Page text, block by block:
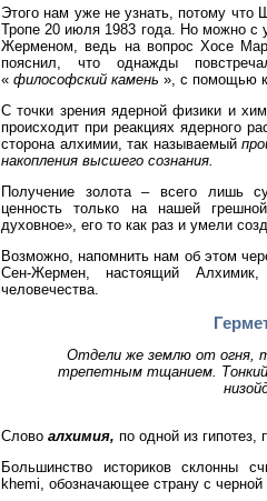
Этого нам уже не узнать, потому
Тропе 20 июля 1983 года. Но можно с
Жерменом, ведь на вопрос Хосе
пояснил, что однажды
« философский камень », с помощью
С точки зрения ядерной физики и
происходит при реакциях ядерного
сторона алхимии, так называемый
накопления высшего сознания.
Получение золота – всего лишь
ценность только на нашей
духовное», его то как раз и умели
Возможно, напомнить нам об этом
Сен-Жермен, настоящий
человечества.
Отдели же землю от огня,
трепетным тщанием.
Слово алхимия, по одной из гипотез,
Большинство историков склонны
khemi, обозначающее страну с